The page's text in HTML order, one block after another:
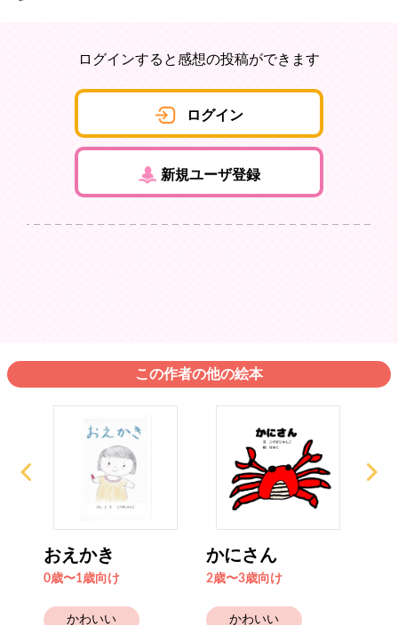
ログインすると感想の投稿ができます
ログイン
新規ユーザ登録
この作者の他の絵本
おえかき
0歳〜1歳向け
かわいい
かにさん
2歳〜3歳向け
かわいい